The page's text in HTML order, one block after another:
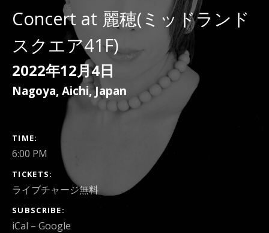
Concert at 麗穂(ミッドランド
スクエア41F)
2022年12月4日
Nagoya, Aichi, Japan
GIG DETAILS
TIME
6:00 PM
TICKETS
ライブチャージ無料
SUBSCRIBE
iCal Google